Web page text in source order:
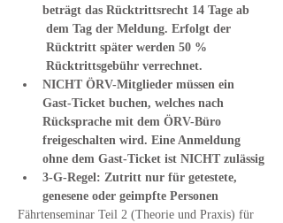
beträgt das Rücktrittsrecht 14 Tage ab
dem Tag der Meldung. Erfolgt der
Rücktritt später werden 50 %
Rücktrittsgebühr verrechnet.
NICHT ÖRV-Mitglieder müssen ein
Gast-Ticket buchen, welches nach
Rücksprache mit dem ÖRV-Büro
freigeschalten wird. Eine Anmeldung
ohne dem Gast-Ticket ist NICHT zulässig
3-G-Regel: Zutritt nur für getestete,
genesene oder geimpfte Personen
Fährtenseminar Teil 2 (Theorie und Praxis) für